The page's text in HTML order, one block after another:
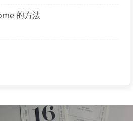
的方法